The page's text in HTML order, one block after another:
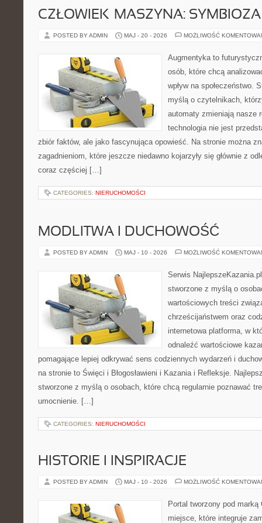
CZŁOWIEK–MASZYNA: SYMBIOZA
POSTED BY ADMIN MAJ - 20 - 2026 MOŻLIWOŚĆ
Augmentyka to
osób, które chcą
wpływ na społeczeństwo.
myślą o czytelnikach,
automaty zmieniają nasze
technologia nie jest
zbiór faktów, ale jako fascynująca opowieść. Na stronie można
zagadnieniom, które jeszcze niedawno kojarzyły się głównie z
coraz częściej […]
CATEGORIES: NIERUCHOMOŚCI
MODLITWA I DUCHOWOŚĆ
POSTED BY ADMIN MAJ - 10 - 2026 MOŻLIWOŚĆ
Serwis
stworzone z myślą o
wartościowych treści
chrześcijaństwem oraz
internetowa platforma, w
odnaleźć wartościowe
pomagające lepiej odkrywać sens codziennych wydarzeń i
na stronie to Święci i Błogosławieni i Kazania i Refleksje.
stworzone z myślą o osobach, które chcą regularnie poznawać
umocnienie. […]
CATEGORIES: NIERUCHOMOŚCI
HISTORIE I INSPIRACJE
POSTED BY ADMIN MAJ - 10 - 2026 MOŻLIWOŚĆ
Portal tworzony pod
miejsce, które integruje